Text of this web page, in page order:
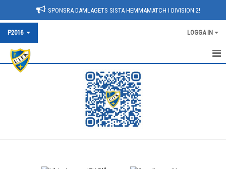
SPONSRA DAMLAGETS SISTA HEMMAMATCH I DIVISION 2!
P2016 LOGGA IN
HEM